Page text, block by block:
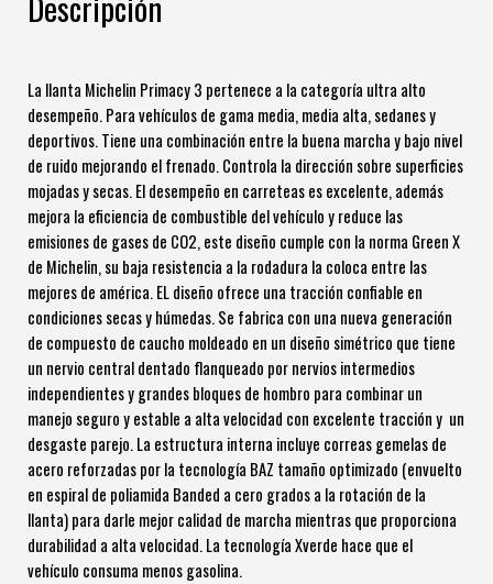
La llanta Michelin Primacy 3 pertenece a la categoría ultra alto
desempeño. Para vehículos de gama media, media alta, sedanes y
deportivos. Tiene una combinación entre la buena marcha y bajo nivel
de ruido mejorando el frenado. Controla la dirección sobre superficies
mojadas y secas. El desempeño en carreteas es excelente, además
mejora la eficiencia de combustible del vehículo y reduce las
emisiones de gases de CO2, este diseño cumple con la norma Green X
de Michelin, su baja resistencia a la rodadura la coloca entre las
mejores de américa. EL diseño ofrece una tracción confiable en
condiciones secas y húmedas. Se fabrica con una nueva generación
de compuesto de caucho moldeado en un diseño simétrico que tiene
un nervio central dentado flanqueado por nervios intermedios
independientes y grandes bloques de hombro para combinar un
manejo seguro y estable a alta velocidad con excelente tracción y un
desgaste parejo. La estructura interna incluye correas gemelas de
acero reforzadas por la tecnología BAZ tamaño optimizado (envuelto
en espiral de poliamida Banded a cero grados a la rotación de la
llanta) para darle mejor calidad de marcha mientras que proporciona
durabilidad a alta velocidad. La tecnología Xverde hace que el
vehículo consuma menos gasolina.